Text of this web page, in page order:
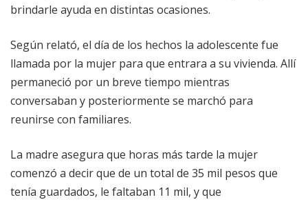
brindarle ayuda en distintas ocasiones.
Según relató, el día de los hechos la adolescente fue
llamada por la mujer para que entrara a su vivienda. Allí
permaneció por un breve tiempo mientras
conversaban y posteriormente se marchó para
reunirse con familiares.
La madre asegura que horas más tarde la mujer
comenzó a decir que de un total de 35 mil pesos que
tenía guardados, le faltaban 11 mil, y que